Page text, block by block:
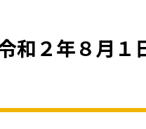
和２年８月１